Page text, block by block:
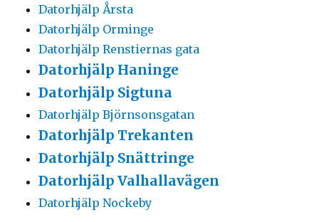
Datorhjälp Årsta
Datorhjälp Orminge
Datorhjälp Renstiernas gata
Datorhjälp Haninge
Datorhjälp Sigtuna
Datorhjälp Björnsonsgatan
Datorhjälp Trekanten
Datorhjälp Snättringe
Datorhjälp Valhallavägen
Datorhjälp Nockeby